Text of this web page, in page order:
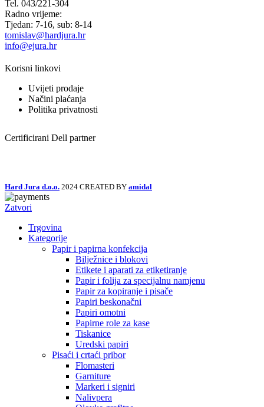
Tel. 043/221-304
Radno vrijeme:
Tjedan: 7-16, sub: 8-14
tomislav@hardjura.hr
info@ejura.hr
Korisni linkovi
Uvijeti prodaje
Načini plaćanja
Politika privatnosti
Certificirani Dell partner
Hard Jura d.o.o. 2024 CREATED BY amidal
Zatvori
Trgovina
Kategorije
Papir i papirna konfekcija
Bilježnice i blokovi
Etikete i aparati za etiketiranje
Papir i folija za specijalnu namjenu
Papir za kopiranje i pisače
Papiri beskonačni
Papiri omotni
Papirne role za kase
Tiskanice
Uredski papiri
Pisaći i crtaći pribor
Flomasteri
Garniture
Markeri i signiri
Nalivpera